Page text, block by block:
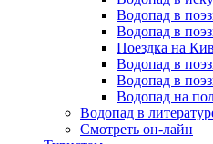
Водопад в
Водопад в
Поездка на
Водопад в
Водопад в
Водопад на
Водопад в
Смотреть он-лайн